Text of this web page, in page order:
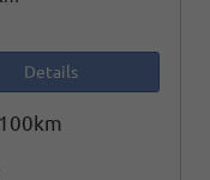
Details